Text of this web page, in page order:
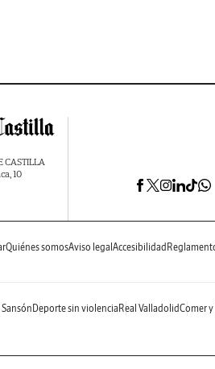
CASTILLA
10
Quiénes somosAviso legal Accesibilidad
Deporte sin violencia Real ValladolidComer